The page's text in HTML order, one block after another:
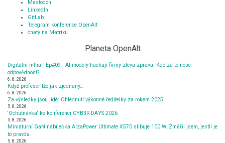
Mastodon
LinkedIn
GitLab
Telegram konference OpenAlt
chaty na Matrixu
Planeta OpenAlt
Digitální mlha - Ep#09 - AI modely hackují firmy zleva zprava. Kdo za to nese
odpovědnost?
6. 8. 2026
Když profesor lže jak zjednaný…
6. 8. 2026
Za výsledky jsou lidé: Ohlédnutí výkonné ředitelky za rokem 2025
5. 8. 2026
'Ochutnávka' ke konferenci CYB3R DAYS 2026
5. 8. 2026
Miniaturní GaN nabíječka AlzaPower Ultimate X570 slibuje 100 W. Změřil jsem, jestli je
to pravda.
5. 8. 2026